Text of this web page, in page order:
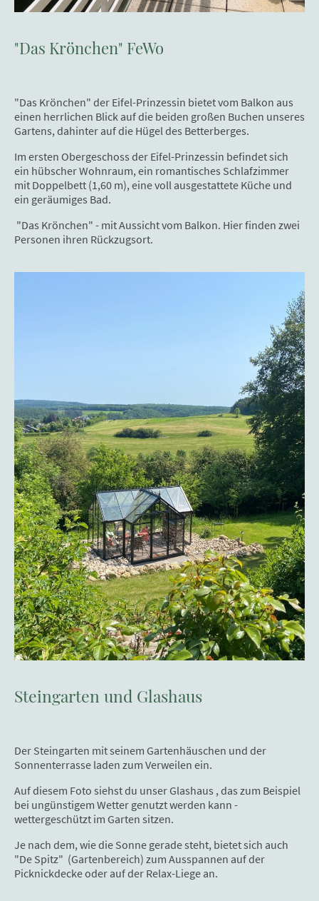
"Das Krönchen" FeWo
"Das Krönchen" der Eifel-Prinzessin bietet vom Balkon aus
einen herrlichen Blick auf die beiden großen Buchen unseres
Gartens, dahinter auf die Hügel des Betterberges.
Im ersten Obergeschoss der Eifel-Prinzessin befindet sich
ein hübscher Wohnraum, ein romantisches Schlafzimmer
mit Doppelbett (1,60 m), eine voll ausgestattete Küche und
ein geräumiges Bad.
"Das Krönchen" - mit Aussicht vom Balkon. Hier finden zwei
Personen ihren Rückzugsort.
Steingarten und Glashaus
Der Steingarten mit seinem Gartenhäuschen und der
Sonnenterrasse laden zum Verweilen ein.
Auf diesem Foto siehst du unser Glashaus , das zum Beispiel
bei ungünstigem Wetter genutzt werden kann -
wettergeschützt im Garten sitzen.
Je nach dem, wie die Sonne gerade steht, bietet sich auch
"De Spitz" (Gartenbereich) zum Ausspannen auf der
Picknickdecke oder auf der Relax-Liege an.